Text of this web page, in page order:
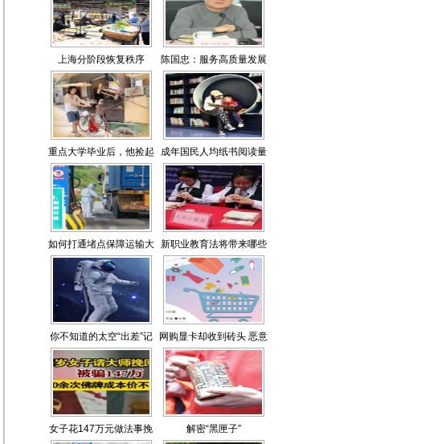
上海分阶段恢复秩序 陈国忠：服务高质量发展
构建高素质文旅人才培养
体系
重点大学毕业后，他捡起
了破烂
成年国民人均纸书阅读量
为4.76本
如何打通堵点保障运输大
动脉畅通？
新职业教育法将带来哪些
改变？
你不知道的太空“出差”记 网购显卡却收到砖头 恶意
发货砍价？
女子花147万元做法事挽 解密“黑匣子”